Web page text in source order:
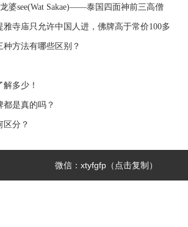
微信：xtyfgfp（点击复制）